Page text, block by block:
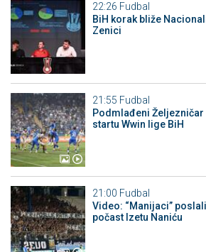
22:26 Fudbal
BiH korak bliže
Zenici
21:55 Fudbal
Podmlađeni
startu Wwin lige BiH
21:00 Fudbal
Video: “Manijaci”
počast Izetu Naniću